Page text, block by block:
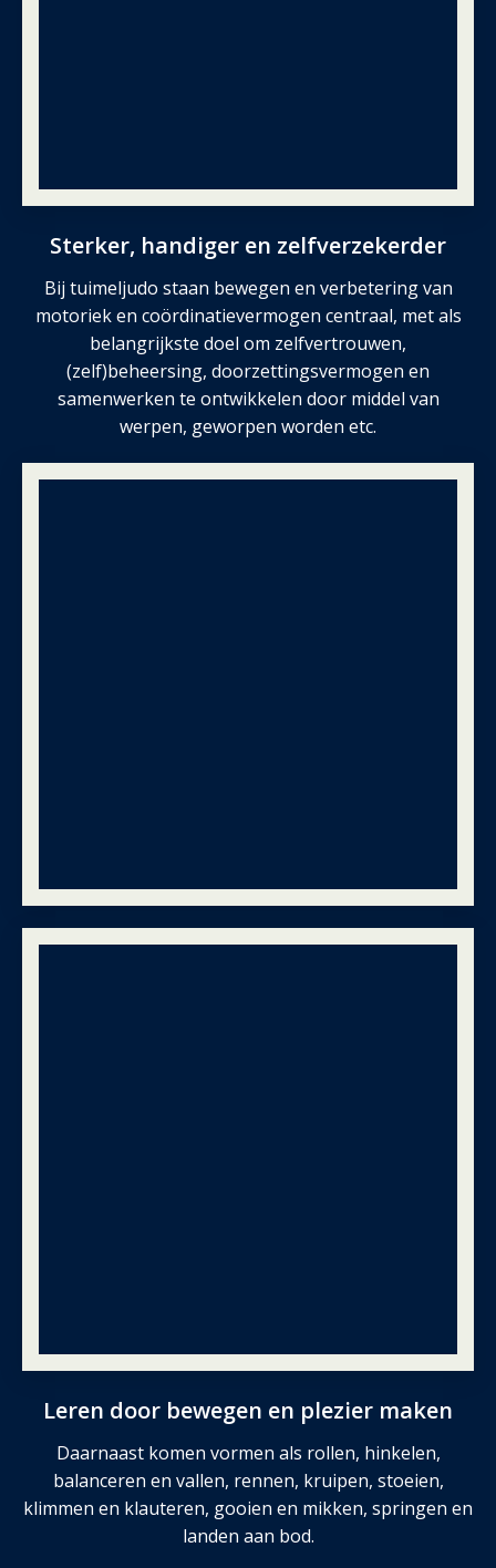
Sterker, handiger en zelfverzekerder
Bij tuimeljudo staan bewegen en verbetering van
motoriek en coördinatievermogen centraal, met als
belangrijkste doel om zelfvertrouwen,
(zelf)beheersing, doorzettingsvermogen en
samenwerken te ontwikkelen door middel van
werpen, geworpen worden etc.
Leren door bewegen en plezier maken
Daarnaast komen vormen als rollen, hinkelen,
balanceren en vallen, rennen, kruipen, stoeien,
klimmen en klauteren, gooien en mikken, springen en
landen aan bod.